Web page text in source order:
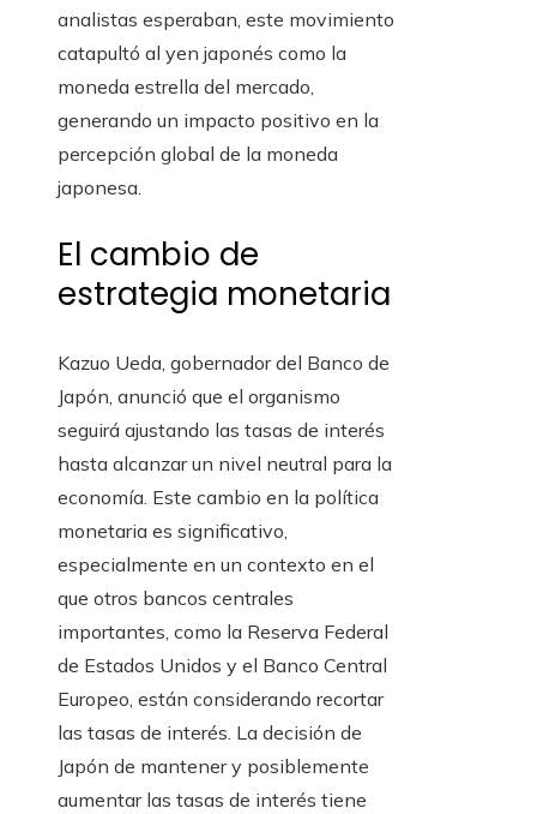
analistas esperaban, este movimiento
catapultó al yen japonés como la
moneda estrella del mercado,
generando un impacto positivo en la
percepción global de la moneda
japonesa.
El cambio de
estrategia monetaria
Kazuo Ueda, gobernador del Banco de
Japón, anunció que el organismo
seguirá ajustando las tasas de interés
hasta alcanzar un nivel neutral para la
economía. Este cambio en la política
monetaria es significativo,
especialmente en un contexto en el
que otros bancos centrales
importantes, como la Reserva Federal
de Estados Unidos y el Banco Central
Europeo, están considerando recortar
las tasas de interés. La decisión de
Japón de mantener y posiblemente
aumentar las tasas de interés tiene